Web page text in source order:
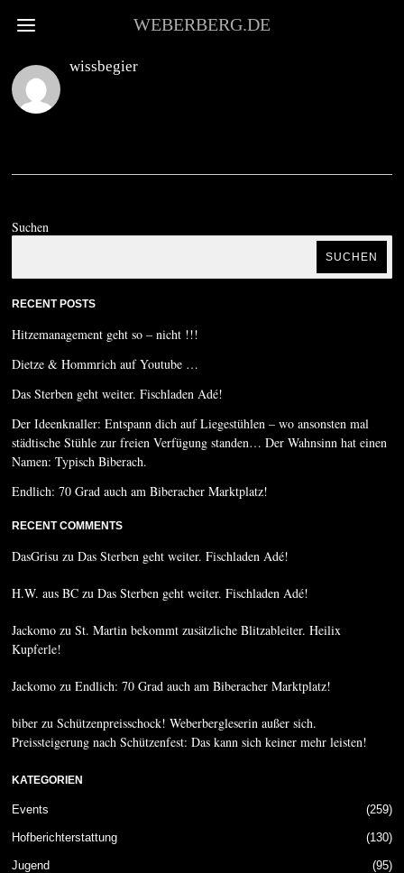
WEBERBERG.DE
wissbegier
Suchen
SUCHEN
RECENT POSTS
Hitzemanagement geht so – nicht !!!
Dietze & Hommrich auf Youtube …
Das Sterben geht weiter. Fischladen Adé!
Der Ideenknaller: Entspann dich auf Liegestühlen – wo ansonsten mal
städtische Stühle zur freien Verfügung standen… Der Wahnsinn hat einen
Namen: Typisch Biberach.
Endlich: 70 Grad auch am Biberacher Marktplatz!
RECENT COMMENTS
DasGrisu zuDas Sterben geht weiter. Fischladen Adé!
H.W. aus BC zuDas Sterben geht weiter. Fischladen Adé!
Jackomo zuSt. Martin bekommt zusätzliche Blitzableiter. Heilix
Kupferle!
Jackomo zuEndlich: 70 Grad auch am Biberacher Marktplatz!
biber zuSchützenpreisschock! Weberbergleserin außer sich.
Preissteigerung nach Schützenfest: Das kann sich keiner mehr leisten!
KATEGORIEN
Events 259
Hofberichterstattung 130
Jugend 95